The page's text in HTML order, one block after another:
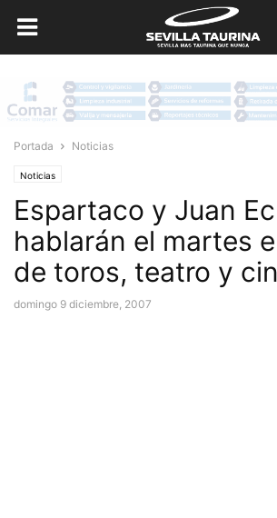
Portada Noticias
Noticias
Espartaco y Juan
hablarán el martes
de toros, teatro y
domingo 9 diciembre, 2007